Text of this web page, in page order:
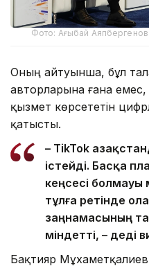
Фото: Ағыбай
Оның айтуынша, бұл
авторларына ғана
қызмет көрсететін
қатысты.
– TikTok
істейді. Басқа
кеңсесі
тұлға ретінде
заңнамасының
міндетті, – деді
Бақтияр